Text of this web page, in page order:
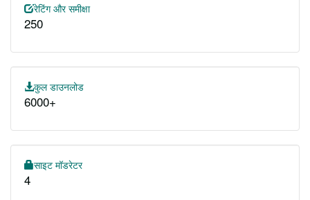
रेटिंग और समीक्षा
250
कुल डाउनलोड
6000+
साइट मॉडरेटर
4